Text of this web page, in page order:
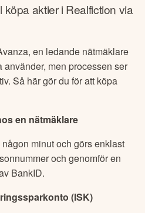
köpa aktier iRealfiction via
en ledande nätmäklare
men processen ser
Så här gör du för att köpa
en nätmäklare
minut och görs enklast
och genomför en
BankID.
(ISK)